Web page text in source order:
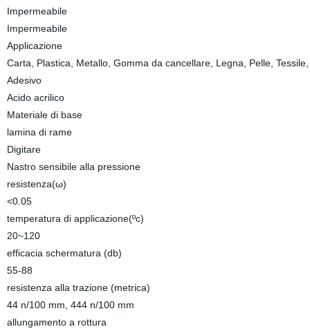
Impermeabile
Impermeabile
Applicazione
Carta, Plastica, Metallo, Gomma da cancellare, Legna, Pelle,
Adesivo
Acido acrilico
Materiale di base
lamina di rame
Digitare
Nastro sensibile alla pressione
resistenza(ω)
<0.05
temperatura di applicazione(ºc)
20~120
efficacia schermatura (db)
55-88
resistenza alla trazione (metrica)
44 n/100 mm, 444 n/100 mm
allungamento a rottura